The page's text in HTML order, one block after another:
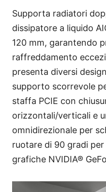
Supporta radiatori
dissipatore a liquido
120 mm, garantendo
raffreddamento
presenta diversi
supporto scorrevole
staffa PCIE con
orizzontali/verticali e
omnidirezionale per
ruotare di 90 gradi
grafiche NVIDIA®